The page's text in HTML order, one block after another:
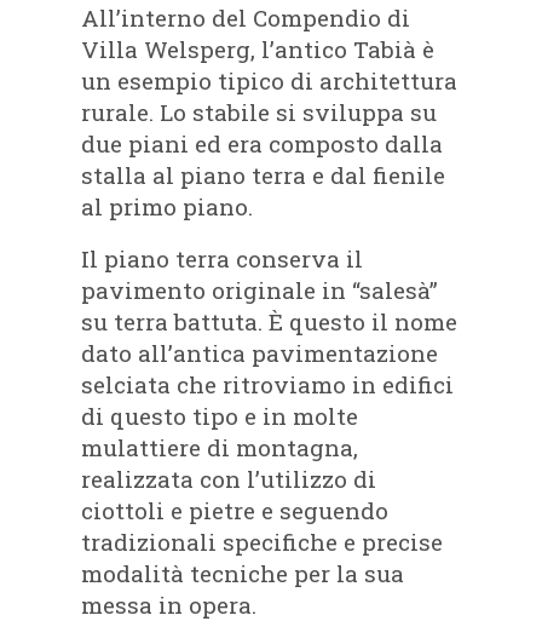
All’interno del Compendio di
Villa Welsperg, l’antico Tabià è
un esempio tipico di architettura
rurale. Lo stabile si sviluppa su
due piani ed era composto dalla
stalla al piano terra e dal fienile
al primo piano.
Il piano terra conserva il
pavimento originale in “salesà”
su terra battuta. È questo il nome
dato all’antica pavimentazione
selciata che ritroviamo in edifici
di questo tipo e in molte
mulattiere di montagna,
realizzata con l’utilizzo di
ciottoli e pietre e seguendo
tradizionali specifiche e precise
modalità tecniche per la sua
messa in opera.